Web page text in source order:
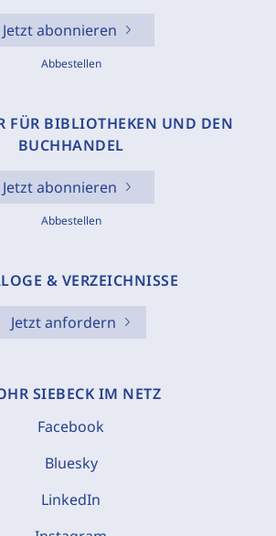
Jetzt abonnieren
Abbestellen
FÜR BIBLIOTHEKEN UND DEN
BUCHHANDEL
Jetzt abonnieren
Abbestellen
& VERZEICHNISSE
Jetzt anfordern
SIEBECK IM NETZ
Facebook
Bluesky
LinkedIn